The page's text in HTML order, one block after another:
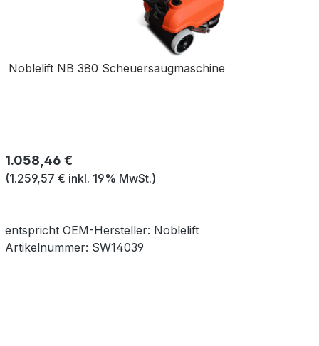
Noblelift NB 380 Scheuersaugmaschine
Regulärer Preis:
1.058,46 €
(1.259,57 € inkl. 19% MwSt.)
entspricht OEM-Hersteller: Noblelift
Artikelnummer: SW14039